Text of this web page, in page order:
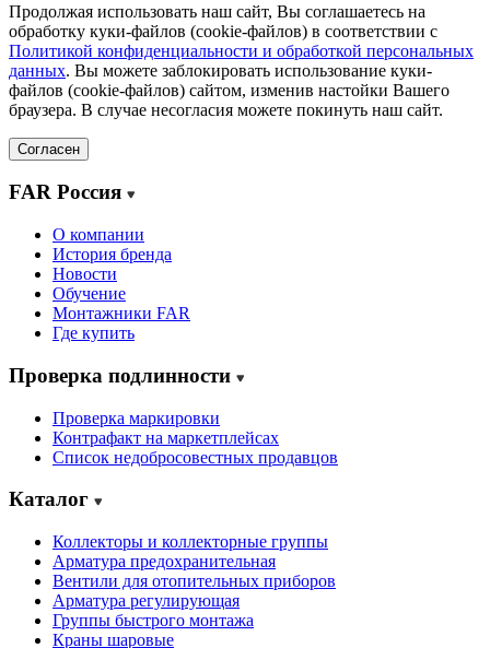
Продолжая использовать наш сайт, Вы соглашаетесь на
обработку куки-файлов (cookie-файлов) в соответствии с
Политикой конфиденциальности и обработкой персональных
данных. Вы можете заблокировать использование куки-
файлов (cookie-файлов) сайтом, изменив настойки Вашего
браузера. В случае несогласия можете покинуть наш сайт.
Согласен
FAR Россия
О компании
История бренда
Новости
Обучение
Монтажники FAR
Где купить
Проверка подлинности
Проверка маркировки
Контрафакт на маркетплейсах
Cписок недобросовестных продавцов
Каталог
Коллекторы и коллекторные группы
Арматура предохранительная
Вентили для отопительных приборов
Арматура регулирующая
Группы быстрого монтажа
Краны шаровые